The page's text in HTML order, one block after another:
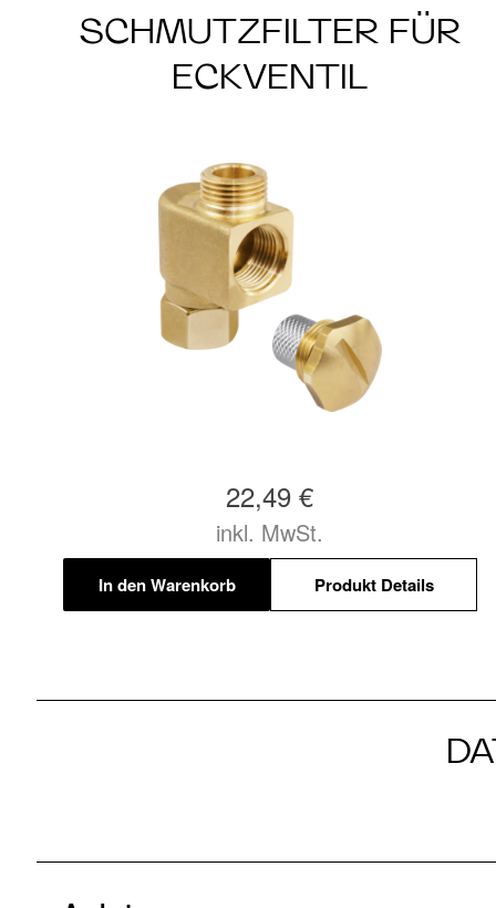
SCHMUTZFILTER FÜR
ECKVENTIL
22,49 €
inkl. MwSt.
In den Warenkorb Produkt Details